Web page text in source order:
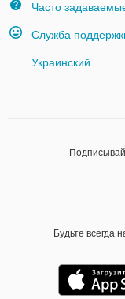
Часто
Служба
Украинский
Будьте всегда